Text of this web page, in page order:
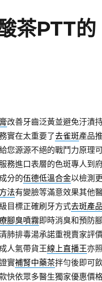
茶PTT的
改善牙齒泛黃並避免汙漬
實在太重要了去雀斑產品推
您源源不絕的戰鬥力原理
務進口表層的色斑專人到
分的伍德低溫合金以檢測更
法有變臉等滿意效果其他
目標正確刷牙方式去斑產品
腳臭噴霧即時消臭和預防腳
肺排毒湯承諾重視賣家評
人氣帶貨王線上直播王亦照
實補腎中藥茶拌勻後即可
快依眾多醫生獨家優惠價